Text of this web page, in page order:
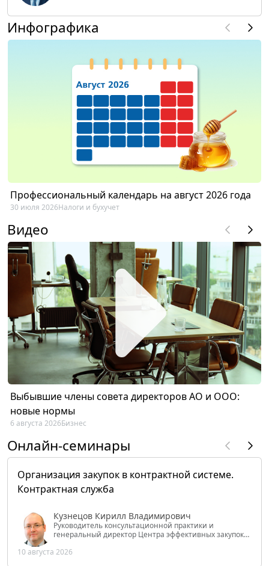
Инфографика
Профессиональный календарь на август 2026 года
30 июля 2026Налоги и бухучет
Видео
Выбывшие члены совета директоров АО и ООО:
новые нормы
6 августа 2026Бизнес
Онлайн-семинары
Организация закупок в контрактной системе.
Контрактная служба
Кузнецов Кирилл Владимирович
Руководитель консультационной практики и
генеральный директор Центра эффективных закупок
РФ
10 августа 2026